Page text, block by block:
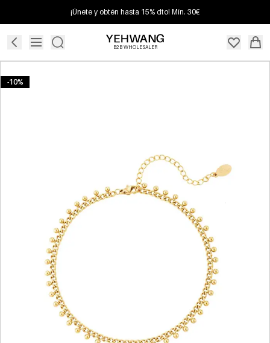
¡Únete y obtén hasta 15% dto! Mín. 30€
B2B WHOLESALER
-10%